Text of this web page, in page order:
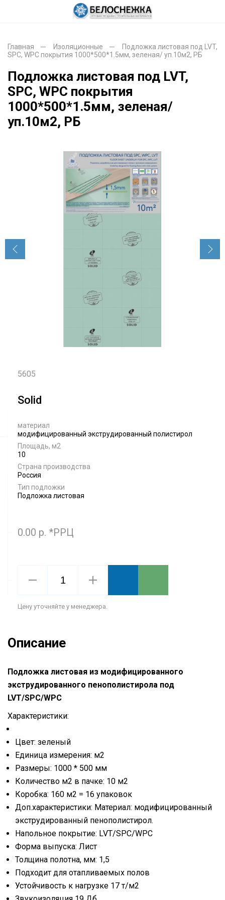
Главная Изоляционные
Подложка листовая под LVT,
SPC, WPC покрытия 1000*500*1.5мм, зеленая/ уп.10м2, РБ
Подложка листовая под LVT,
SPC, WPC покрытия
1000*500*1.5мм, зеленая/
уп.10м2, РБ
5605
Solid
материал
модифицированный экструдированный полистирол
Площадь, м2
10
Страна производства
Россия
Тип подложки
Подложка листовая
0.00 р. *РРЦ
Цену уточняйте у менеджера.
Описание
Подложка листовая из модифицированного
экструдированного пенополистирола под
LVT/SPC/WPC
Характеристики:
Цвет: зеленый
Единица измерения: м2
Размеры: 1000 * 500 мм
Количество м2 в пачке: 10 м2
Коробка: 160 м2 = 16 упаковок
Доп.характеристики: Материал: модифицированный
экструдированный пенополистирол.
Напольное покрытие: LVT/SPC/WPC
Форма выпуска: Лист
Толщина полотна, мм: 1,5
Подходит для отапливаемых полов
Устойчивость к нагрузке 17 т/м2